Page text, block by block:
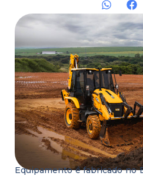
Equipamento é fabricado no